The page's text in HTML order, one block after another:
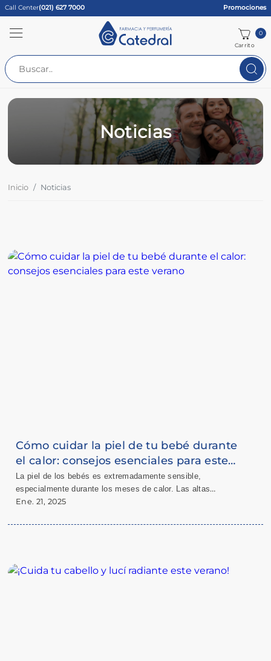
Call Center(021) 627 7000 Promociones
Carrito
0
Noticias
Inicio Noticias
Cómo cuidar la piel de tu bebé durante
el calor: consejos esenciales para este
verano
La piel de los bebés es extremadamente sensible,
especialmente durante los meses de calor. Las altas
temperaturas y la humedad pueden causar irritaciones, brotes
precauciones necesarias. En este blog, te compartimos
Ene. 21, 2025